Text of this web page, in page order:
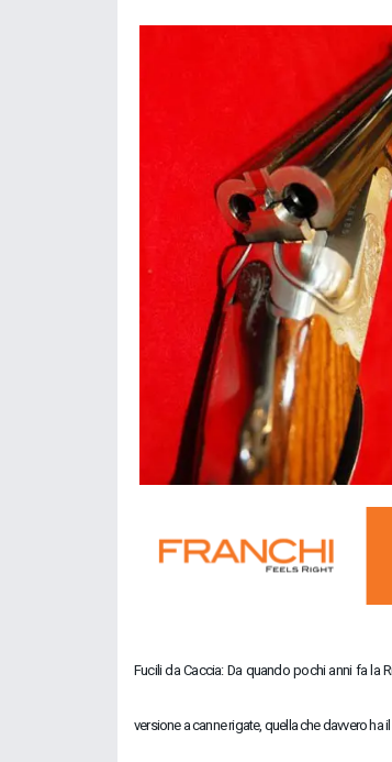
Fucili da Caccia: Da quando pochi anni fa la
versione a canne rigate, quella che davvero